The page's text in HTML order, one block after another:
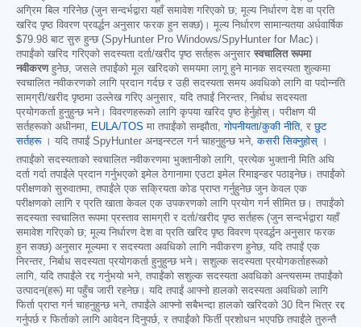
अग्रिम बिल गरिनेछ (जुन सन्दर्भद्वारा यहाँ समावेश गरिएको छ; मूल्य निर्धारण देश वा प्रति
खरिद पृष्ठ विवरण प्रवर्द्धन अनुसार फरक हुन सक्छ)। मूल्य निर्धारण सामान्यतया अर्धवार्षिक
$79.98 बाट सुरु हुन्छ (SpyHunter Pro Windows/SpyHunter for Mac)।
तपाईंको खरिद गरिएको सदस्यता दर्ता/खरीद पृष्ठ सर्तहरू अनुसार स्वचालित रूपमा
नवीकरणहुनेछ, जसले तपाईंको मूल खरिदको समयमा लागू हुने मानक सदस्यता शुल्कमा
स्वचालित नवीकरणको लागि प्रदान गर्दछ र उही सदस्यता समय अवधिको लागि वा पदोन्नति
सामग्री/खरीद पृष्ठमा उल्लेख गरिए अनुसार, यदि तपाईं निरन्तर, निर्बाध सदस्यता
प्रयोगकर्ता हुनुहुन्छ भने। विवरणहरूको लागि कृपया खरिद पृष्ठ हेर्नुहोस्। परीक्षण यी
सर्तहरूको अधीनमा, EULA/TOS मा तपाईंको सम्झौता,गोपनीयता/कुकी नीति, रछुट
सर्तहरू। यदि तपाईं SpyHunter अनइन्स्टल गर्न चाहनुहुन्छ भने,कसरी सिक्नुहोस् ।
तपाईंको सदस्यताको स्वचालित नवीकरणमा भुक्तानीको लागि, प्रत्येक भुक्तानी मिति अघि
दर्ता गर्दा तपाईंले प्रदान गर्नुभएको इमेल ठेगानामा एउटा इमेल रिमाइन्डर पठाइनेछ। तपाईंको
परीक्षणको सुरुवातमा, तपाईंले एक सक्रियता कोड प्राप्त गर्नुहुनेछ जुन केवल एक
परीक्षणको लागि र प्रति खाता केवल एक उपकरणको लागि प्रयोग गर्न सीमित छ। तपाईंको
सदस्यता स्वचालित रूपमा प्रस्ताव सामग्री र दर्ता/खरीद पृष्ठ सर्तहरू (जुन सन्दर्भद्वारा यहाँ
समावेश गरिएको छ; मूल्य निर्धारण देश वा प्रति खरिद पृष्ठ विवरण प्रवर्द्धन अनुसार फरक
हुन सक्छ) अनुसार मूल्यमा र सदस्यता अवधिको लागि नवीकरण हुनेछ, यदि तपाईं एक
निरन्तर, निर्बाध सदस्यता प्रयोगकर्ता हुनुहुन्छ भने। सशुल्क सदस्यता प्रयोगकर्ताहरूको
लागि, यदि तपाईंले रद्द गर्नुभयो भने, तपाईंको सशुल्क सदस्यता अवधिको अन्त्यसम्म तपाईंको
उत्पादन(हरू) मा पहुँच जारी रहनेछ। यदि तपाईं आफ्नो हालको सदस्यता अवधिको लागि
फिर्ता प्राप्त गर्न चाहनुहुन्छ भने, तपाईंले आफ्नो सबैभन्दा हालको खरिदको 30 दिन भित्र रद्द
गर्नुपर्छ र फिर्ताको लागि आवेदन दिनुपर्छ, र तपाईंको फिर्ती प्रशोधन भएपछि तपाईंले तुरुन्तै